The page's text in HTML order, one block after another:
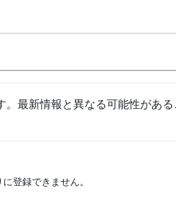
最新情報と異なる可能性があ
登録できません。